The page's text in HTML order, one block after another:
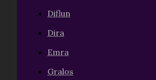
Diflun
Dira
Emra
Gralos